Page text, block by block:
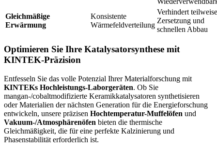
Gleichmäßige
Erwärmung
Konsistente
Wärmefeldverteilung
Verhindert teilweise
Zersetzung und
schnellen Abbau
Optimieren Sie Ihre Katalysatorsynthese mit
KINTEK-Präzision
Entfesseln Sie das volle Potenzial Ihrer Materialforschung mit
KINTEKs Hochleistungs-Laborgeräten. Ob Sie
mangan-/cobaltmodifizierte Keramikkatalysatoren synthetisieren
oder Materialien der nächsten Generation für die Energieforschung
entwickeln, unsere präzisen Hochtemperatur-Muffelöfen und
Vakuum-/Atmosphärenöfen bieten die thermische
Gleichmäßigkeit, die für eine perfekte Kalzinierung und
Phasenstabilität erforderlich ist.